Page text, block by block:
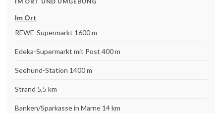
Im Ort
REWE-Supermarkt 1600 m
Edeka-Supermarkt mit Post 400 m
Seehund-Station 1400 m
Strand 5,5 km
Banken/Sparkasse in Marne 14 km